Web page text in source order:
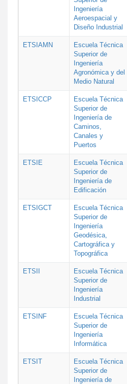
Ingeniería
Aeroespacial y
Diseño Industrial
ETSIAMN
Escuela Técnica
Superior de
Ingeniería
Agronómica y del
Medio Natural
ETSICCP
Escuela Técnica
Superior de
Ingeniería de
Caminos,
Canales y
Puertos
ETSIE
Escuela Técnica
Superior de
Ingeniería de
Edificación
ETSIGCT
Escuela Técnica
Superior de
Ingeniería
Geodésica,
Cartográfica y
Topográfica
ETSII
Escuela Técnica
Superior de
Ingeniería
Industrial
ETSINF
Escuela Técnica
Superior de
Ingeniería
Informática
ETSIT
Escuela Técnica
Superior de
Ingeniería de